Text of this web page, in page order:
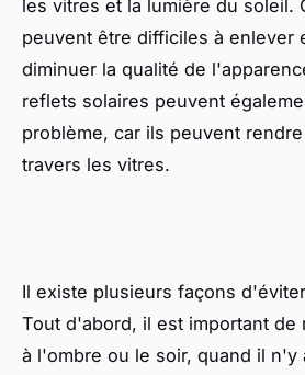
les vitres et la lumière du soleil.
peuvent être difficiles à enlever
diminuer la qualité de
reflets solaires peuvent
problème, car ils peuvent
travers les vitres.
Il existe plusieurs façons
Tout d'abord, il est important de
à l'ombre ou le soir, quand il n'y